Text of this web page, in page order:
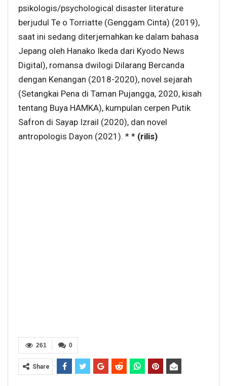
psikologis/psychological disaster literature
berjudul Te o Torriatte (Genggam Cinta) (2019),
saat ini sedang diterjemahkan ke dalam bahasa
Jepang oleh Hanako Ikeda dari Kyodo News
Digital), romansa dwilogi Dilarang Bercanda
dengan Kenangan (2018-2020), novel sejarah
(Setangkai Pena di Taman Pujangga, 2020, kisah
tentang Buya HAMKA), kumpulan cerpen Putik
Safron di Sayap Izrail (2020), dan novel
antropologis Dayon (2021). * * (rilis)
0
261
Share